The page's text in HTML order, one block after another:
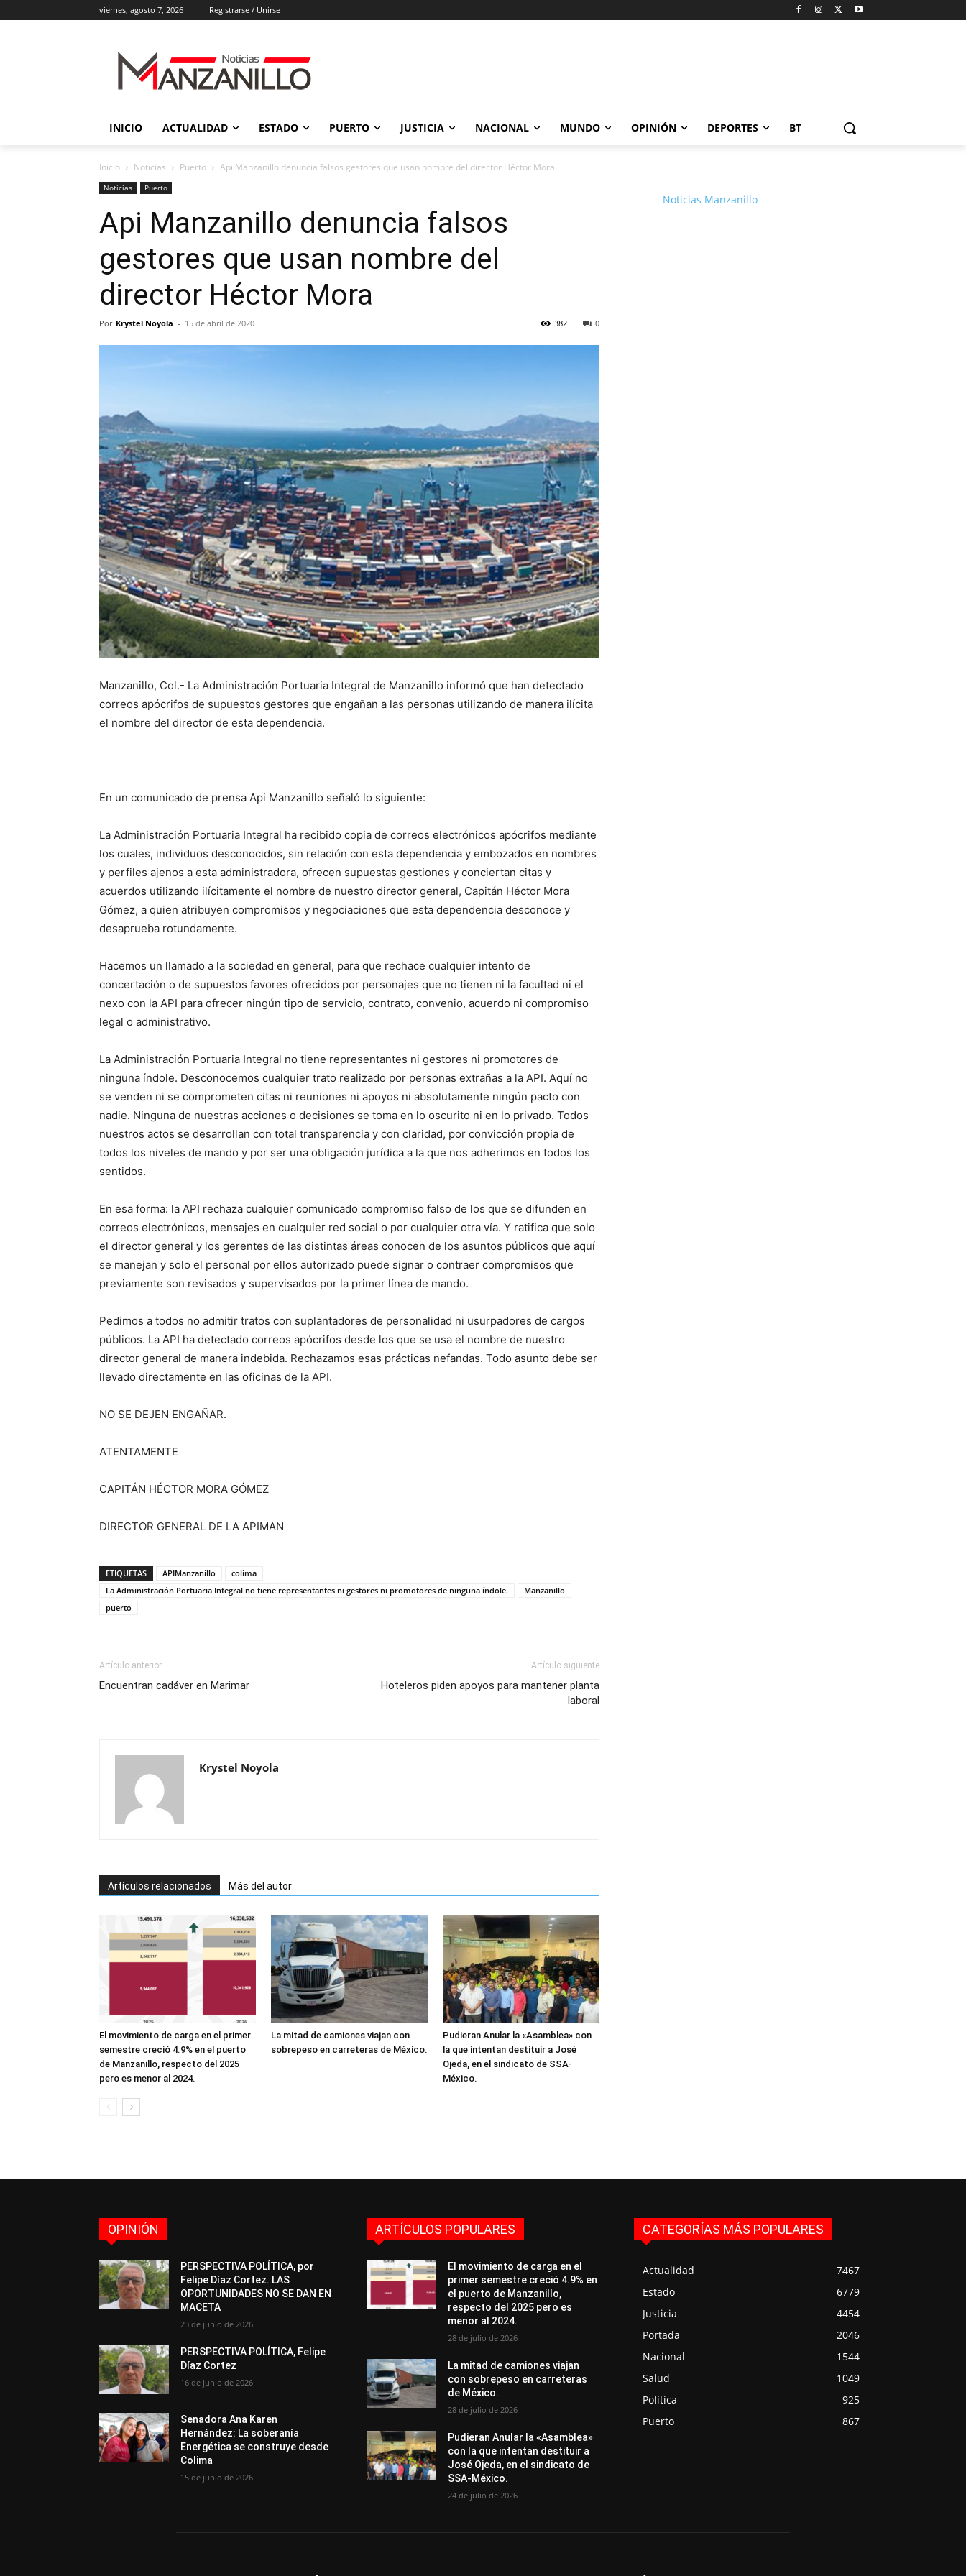
viernes, agosto 7, 2026 Registrarse / Unirse
INICIO ACTUALIDAD ESTADO PUERTO JUSTICIA NACIONAL MUNDO OPINIÓN DEPORTES BT
Inicio Noticias Puerto Api Manzanillo denuncia falsos gestores que usan nombre del director Héctor Mora
Noticias Puerto
Api Manzanillo denuncia falsos
gestores que usan nombre del
director Héctor Mora
Por Krystel Noyola - 15 de abril de 2020 0
382
Manzanillo, Col.- La Administración Portuaria Integral de Manzanillo informó que han detectado
correos apócrifos de supuestos gestores que engañan a las personas utilizando de manera ilícita
el nombre del director de esta dependencia.
En un comunicado de prensa Api Manzanillo señaló lo siguiente:
La Administración Portuaria Integral ha recibido copia de correos electrónicos apócrifos mediante
los cuales, individuos desconocidos, sin relación con esta dependencia y embozados en nombres
y perfiles ajenos a esta administradora, ofrecen supuestas gestiones y conciertan citas y
acuerdos utilizando ilícitamente el nombre de nuestro director general, Capitán Héctor Mora
Gómez, a quien atribuyen compromisos y negociaciones que esta dependencia desconoce y
desaprueba rotundamente.
Hacemos un llamado a la sociedad en general, para que rechace cualquier intento de
concertación o de supuestos favores ofrecidos por personajes que no tienen ni la facultad ni el
nexo con la API para ofrecer ningún tipo de servicio, contrato, convenio, acuerdo ni compromiso
legal o administrativo.
La Administración Portuaria Integral no tiene representantes ni gestores ni promotores de
ninguna índole. Desconocemos cualquier trato realizado por personas extrañas a la API. Aquí no
se venden ni se comprometen citas ni reuniones ni apoyos ni absolutamente ningún pacto con
nadie. Ninguna de nuestras acciones o decisiones se toma en lo oscurito ni en lo privado. Todos
nuestros actos se desarrollan con total transparencia y con claridad, por convicción propia de
todos los niveles de mando y por ser una obligación jurídica a la que nos adherimos en todos los
sentidos.
En esa forma: la API rechaza cualquier comunicado compromiso falso de los que se difunden en
correos electrónicos, mensajes en cualquier red social o por cualquier otra vía. Y ratifica que solo
el director general y los gerentes de las distintas áreas conocen de los asuntos públicos que aquí
se manejan y solo el personal por ellos autorizado puede signar o contraer compromisos que
previamente son revisados y supervisados por la primer línea de mando.
Pedimos a todos no admitir tratos con suplantadores de personalidad ni usurpadores de cargos
públicos. La API ha detectado correos apócrifos desde los que se usa el nombre de nuestro
director general de manera indebida. Rechazamos esas prácticas nefandas. Todo asunto debe ser
llevado directamente en las oficinas de la API.
NO SE DEJEN ENGAÑAR.
ATENTAMENTE
CAPITÁN HÉCTOR MORA GÓMEZ
DIRECTOR GENERAL DE LA APIMAN
ETIQUETAS APIManzanillo
colima
La Administración Portuaria Integral no tiene representantes ni gestores ni promotores de ninguna índole.
Manzanillo
puerto
Artículo anterior
Encuentran cadáver en Marimar
Artículo siguiente
Hoteleros piden apoyos para mantener planta
laboral
Krystel Noyola
Artículos relacionados Más del autor
El movimiento de carga en el primer
semestre creció 4.9% en el puerto
de Manzanillo, respecto del 2025
pero es menor al 2024.
La mitad de camiones viajan con
sobrepeso en carreteras de México.
Pudieran Anular la «Asamblea» con
la que intentan destituir a José
Ojeda, en el sindicato de SSA-
México.
Noticias Manzanillo
OPINIÓN
PERSPECTIVA POLÍTICA, por
Felipe Díaz Cortez. LAS
OPORTUNIDADES NO SE DAN EN
MACETA
23 de junio de 2026
PERSPECTIVA POLÍTICA, Felipe
Díaz Cortez
16 de junio de 2026
Senadora Ana Karen
Hernández: La soberanía
Energética se construye desde
Colima
15 de junio de 2026
ARTÍCULOS POPULARES
El movimiento de carga en el
primer semestre creció 4.9% en
el puerto de Manzanillo,
respecto del 2025 pero es
menor al 2024.
28 de julio de 2026
La mitad de camiones viajan
con sobrepeso en carreteras
de México.
28 de julio de 2026
Pudieran Anular la «Asamblea»
con la que intentan destituir a
José Ojeda, en el sindicato de
SSA-México.
24 de julio de 2026
CATEGORÍAS MÁS POPULARES
Actualidad
7467
Estado
6779
Justicia
4454
Portada
2046
Nacional
1544
Salud
1049
Política
925
Puerto
867